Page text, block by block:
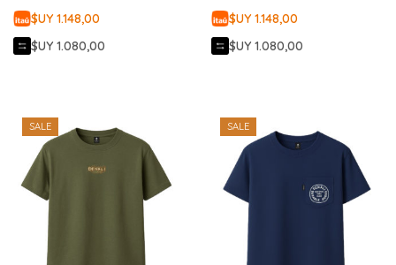
$UY 1.148,00
$UY 1.080,00
$UY 1.148,00
$UY 1.080,00
SALE SALE